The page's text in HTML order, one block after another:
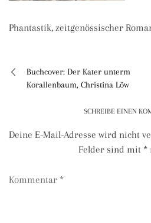
Phantastik, zeitgenössischer
Beitragsnavigation
Buchcover: Der Kater unterm
Korallenbaum, Christina Löw
SCHREIBE EINEN
Deine E-Mail-Adresse wird nicht
Felder sind mit *
Kommentar *